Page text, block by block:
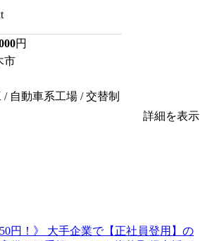
円
市
自動車系工場 / 交替制
詳細を表示